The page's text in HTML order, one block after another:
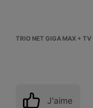
TRIO NET GIGA MAX +
J'aime